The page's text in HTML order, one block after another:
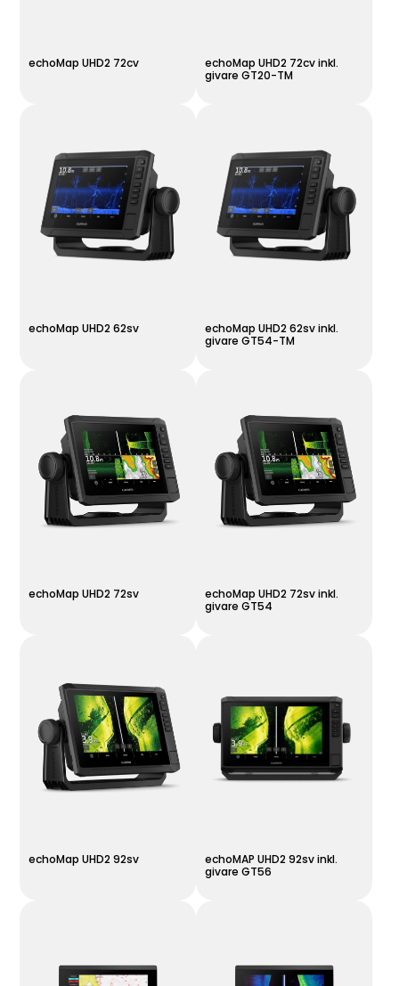
echoMap UHD2 72cv
echoMap UHD2 72cv inkl.
givare GT20-TM
echoMap UHD2 62sv
echoMap UHD2 62sv inkl.
givare GT54-TM
echoMap UHD2 72sv
echoMap UHD2 72sv inkl.
givare GT54
echoMap UHD2 92sv
echoMAP UHD2 92sv inkl.
givare GT56